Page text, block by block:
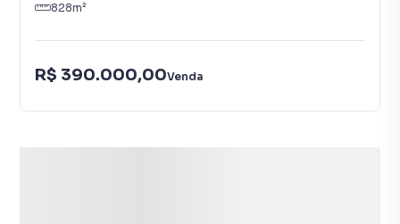
828m²
R$ 390.000,00Venda